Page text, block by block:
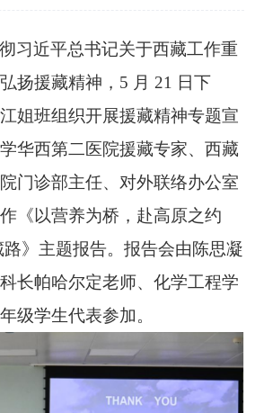
习近平总书记关于西藏工作重
扬援藏精神， 5 月 21 日下
江姐班组织开展援藏精神专题宣
华西第二医院援藏专家、西藏
门诊部主任、对外联络办公室
《以营养为桥，赴高原之约
》主题报告。报告会由陈思凝
长帕哈尔定老师、 化学工程学
级学生代表参加。